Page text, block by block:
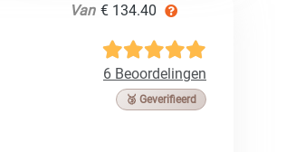
Van € 134.40
6 Beoordelingen
🥉 Geverifieerd